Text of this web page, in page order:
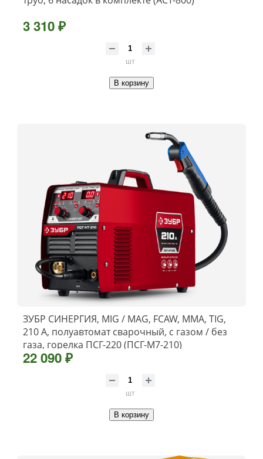
3 310 ₽
шт
В корзину
ЗУБР СИНЕРГИЯ, MIG / MAG, FCAW, MMA, TIG,
210 А, полуавтомат сварочный, с газом / без
газа, горелка ПСГ-220 (ПСГ-М7-210)
22 090 ₽
шт
В корзину